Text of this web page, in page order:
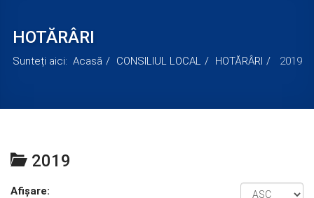
HOTĂRÂRI
Sunteți aici: Acasă CONSILIUL LOCAL HOTĂRÂRI 2019
2019
Afișare: